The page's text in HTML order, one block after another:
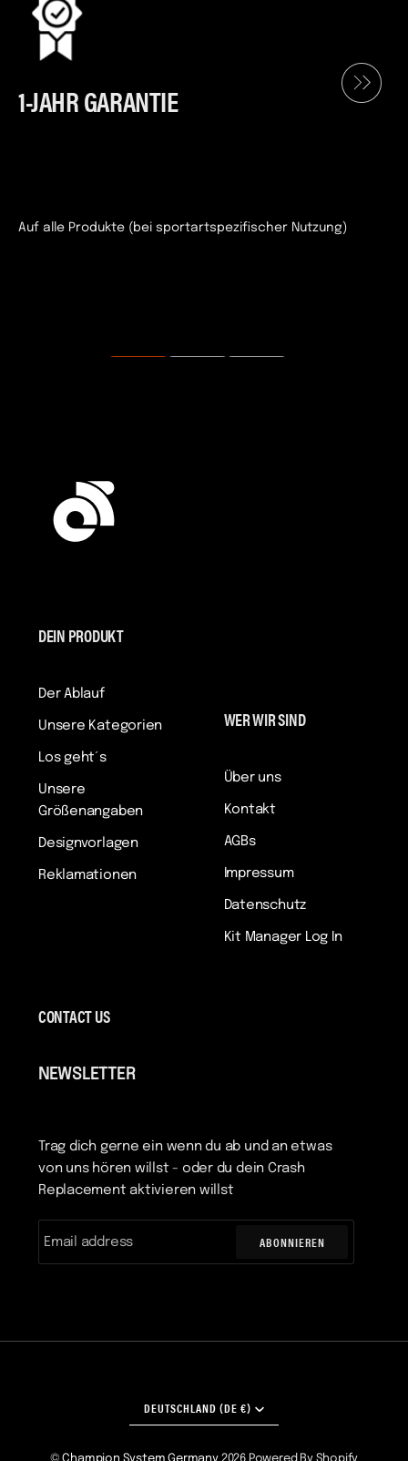
1-JAHR GARANTIE
Auf alle Produkte (bei sportartspezifischer Nutzung)
DEIN PRODUKT
Der Ablauf
Unsere Kategorien
Los geht´s
Unsere
Größenangaben
Designvorlagen
Reklamationen
WER WIR SIND
Über uns
Kontakt
AGBs
Impressum
Datenschutz
Kit Manager Log In
CONTACT US
NEWSLETTER
Trag dich gerne ein wenn du ab und an etwas
von uns hören willst - oder du dein Crash
Replacement aktivieren willst
ABONNIEREN
WÄHRUNG
DEUTSCHLAND (DE €)